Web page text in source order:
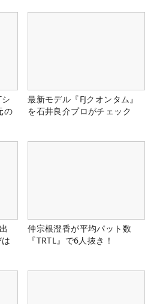
の
最新モデル『FJクオンタム』
を石井良介プロがチェック
仲宗根澄香が平均パット数
『TRTL』で6人抜き！